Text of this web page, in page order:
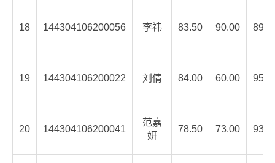
18 144304106200056 李祎 83.50 90.00
19 144304106200022 刘倩 84.00 60.00
20 144304106200041
范嘉
妍
78.50 73.00